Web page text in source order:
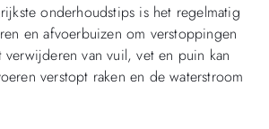
onderhoudstips is het regelmatig
en afvoerbuizen om verstoppingen
van vuil, vet en puin kan
verstopt raken en de waterstroom